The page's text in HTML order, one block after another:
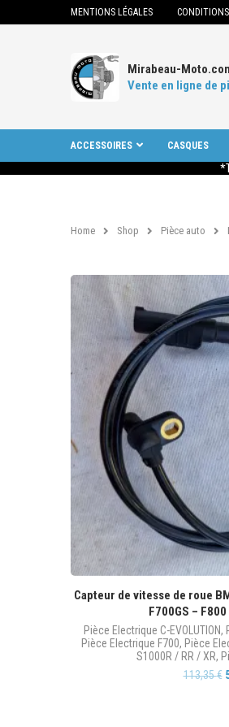
MENTIONS LÉGALES
Mirabeau-
Vente en ligne de
ACCESSOIRES CASQUES
Home Shop Pièce auto
Capteur de vitesse de roue
F700GS –
Pièce Electrique C-EVOLUTION,
Pièce Electrique F700, Pièce
S1000R / RR / XR,
113,35€